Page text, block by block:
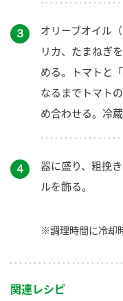
３
オリーブオイル
リカ、たまねぎ
める。トマトと
なるまでトマト
め合わせる。冷蔵
４
器に盛り、粗挽
ルを飾る。
※調理時間に冷却
関連レシピ